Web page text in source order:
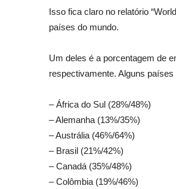
Isso fica claro no relatório
países do mundo.
Um deles é a porcentagem de
respectivamente. Alguns
– África do Sul (28%/48%)
– Alemanha (13%/35%)
– Austrália (46%/64%)
– Brasil (21%/42%)
– Canadá (35%/48%)
– Colômbia (19%/46%)